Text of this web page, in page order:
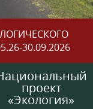
30.09.2026
проект
«Экология»